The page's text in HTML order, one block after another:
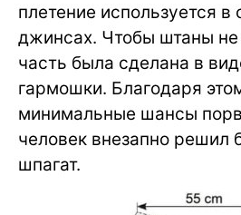
плетение используется
джинсах. Чтобы штаны
часть была сделана в
гармошки. Благодаря
минимальные шансы
человек внезапно решил
шпагат.